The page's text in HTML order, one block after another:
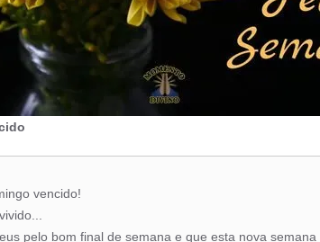
vencido!
pelo bom final de semana e que esta nova